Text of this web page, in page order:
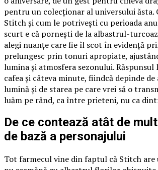
pentru un colecționar al universului ăsta.
Stitch și cum le potrivești cu perioada
scurt e că pornești de la albastrul-
alegi nuanțe care fie îl scot în evidență
prelungesc prin tonuri apropiate,
lumina și atmosfera sezonului.
cafea și câteva minute, fiindcă depinde
lumină și de starea pe care vrei să o
luăm pe rând, ca între prieteni, nu ca
De ce contează atât de
de bază a personajului
Tot farmecul vine din faptul că Stitch are